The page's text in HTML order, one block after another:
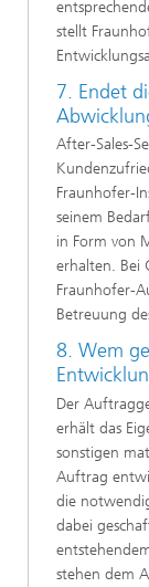
stellt
7. Endet
After-Sales-
Fraunhofer-
seinem
in Form von
erhalten. Bei
Fraunhofer-
Betreuung
8. Wem
Der
erhält das
sonstigen
Auftrag
die
dabei
stehen dem